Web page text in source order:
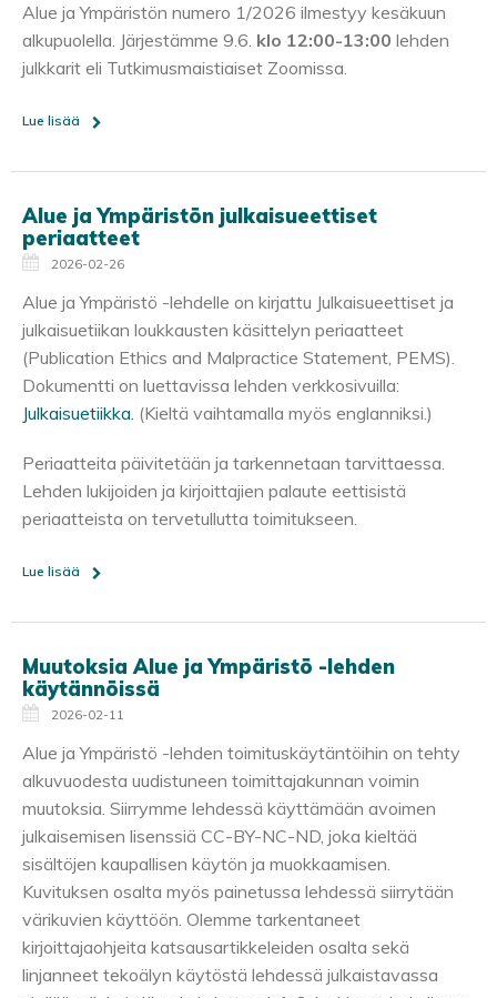
Alue ja Ympäristön numero 1/2026 ilmestyy kesäkuun
alkupuolella. Järjestämme 9.6. klo 12:00-13:00 lehden
julkkarit eli Tutkimusmaistiaiset Zoomissa.
Lue lisää
Alue ja Ympäristön julkaisueettiset
periaatteet
2026-02-26
Alue ja Ympäristö -lehdelle on kirjattu Julkaisueettiset ja
julkaisuetiikan loukkausten käsittelyn periaatteet
(Publication Ethics and Malpractice Statement, PEMS).
Dokumentti on luettavissa lehden verkkosivuilla:
Julkaisuetiikka. (Kieltä vaihtamalla myös englanniksi.)
Periaatteita päivitetään ja tarkennetaan tarvittaessa.
Lehden lukijoiden ja kirjoittajien palaute eettisistä
periaatteista on tervetullutta toimitukseen.
Lue lisää
Muutoksia Alue ja Ympäristö -lehden
käytännöissä
2026-02-11
Alue ja Ympäristö -lehden toimituskäytäntöihin on tehty
alkuvuodesta uudistuneen toimittajakunnan voimin
muutoksia. Siirrymme lehdessä käyttämään avoimen
julkaisemisen lisenssiä CC-BY-NC-ND, joka kieltää
sisältöjen kaupallisen käytön ja muokkaamisen.
Kuvituksen osalta myös painetussa lehdessä siirrytään
värikuvien käyttöön. Olemme tarkentaneet
kirjoittajaohjeita katsausartikkeleiden osalta sekä
linjanneet tekoälyn käytöstä lehdessä julkaistavassa